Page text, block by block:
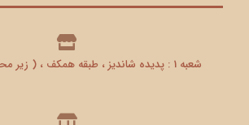
شعبه 1 : پدیده شاندیز ، طبقه همکف ، ( زیر محوطه فودکورت )